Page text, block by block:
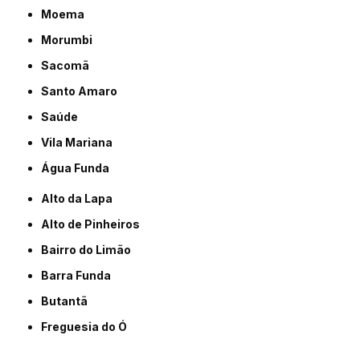
Moema
Morumbi
Sacomã
Santo Amaro
Saúde
Vila Mariana
Água Funda
Alto da Lapa
Alto de Pinheiros
Bairro do Limão
Barra Funda
Butantã
Freguesia do Ó